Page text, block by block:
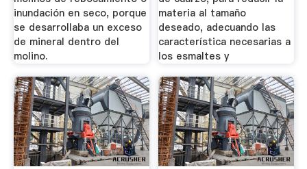
inundación en seco, porque
se desarrollaba un exceso
de mineral dentro del
molino.
materia al tamaño
deseado, adecuando las
característica necesarias a
los esmaltes y